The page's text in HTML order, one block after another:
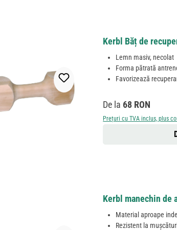
Kerbl Băț de
Lemn masiv, necolat
Forma pătrată
Favorizează
Preț obișnuit:
De la 68 RON
Prețuri cu TVA inclus, plus
Kerbl manechin de
Material aproape
Rezistent la